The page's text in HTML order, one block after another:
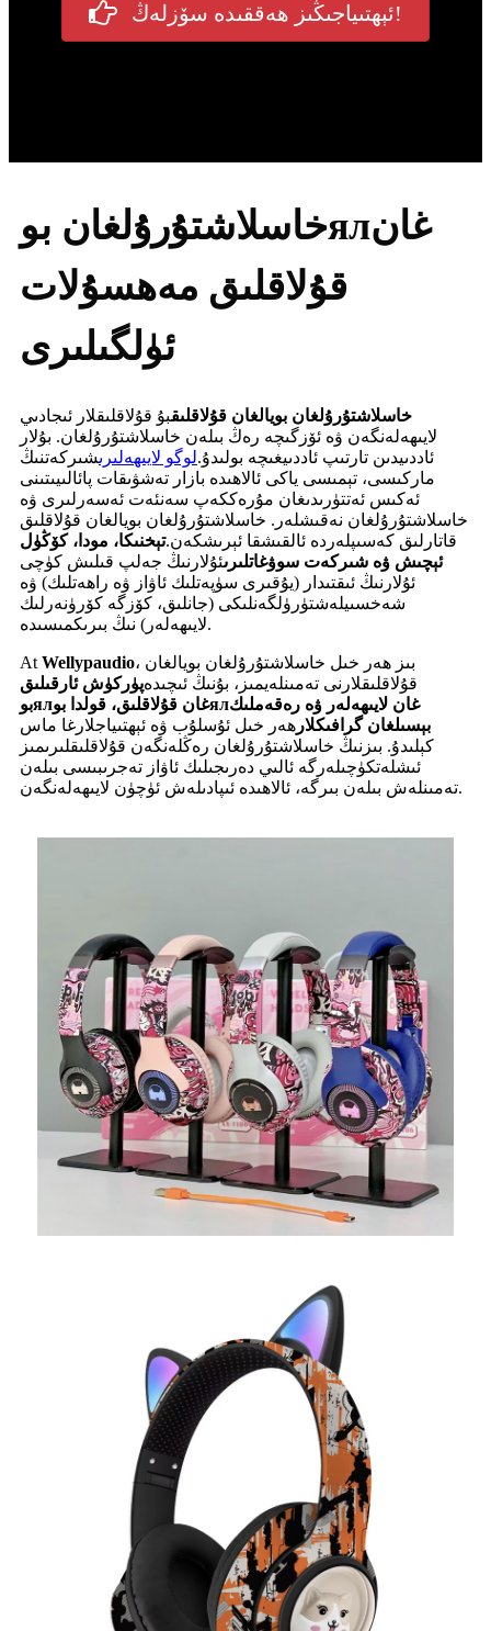
ئېھتىياجىڭىز ھەققىدە سۆزلەڭ!
خاسلاشتۇرۇلغان بوялغان
قۇلاقلىق مەھسۇلات
ئۈلگىلىرى
خاسلاشتۇرۇلغان بويالغان قۇلاقلىقبۇ قۇلاقلىقلار ئىجادىي
لايىھەلەنگەن ۋە ئۆزگىچە رەڭ بىلەن خاسلاشتۇرۇلغان. بۇلار
ئاددىيدىن تارتىپ ئاددىيغىچە بولىدۇ.لوگو لايىھەلىرىشىركەتنىڭ
ماركىسى، تېمىسى ياكى ئالاھىدە بازار تەشۋىقات پائالىيىتىنى
ئەكىس ئەتتۈرىدىغان مۇرەككەپ سەنئەت ئەسەرلىرى ۋە
خاسلاشتۇرۇلغان نەقىشلەر. خاسلاشتۇرۇلغان بويالغان قۇلاقلىق
قاتارلىق كەسىپلەردە ئالقىشقا ئېرىشكەن.تېخنىكا، مودا، كۆڭۈل
ئېچىش ۋە شىركەت سوۋغاتلىرىئۇلارنىڭ جەلپ قىلىش كۈچى
ئۇلارنىڭ ئىقتىدار (يۇقىرى سۈپەتلىك ئاۋاز ۋە راھەتلىك) ۋە
شەخسىيلەشتۈرۈلگەنلىكى (جانلىق، كۆزگە كۆرۈنەرلىك
لايىھەلەر) نىڭ بىرىكمىسىدە.
AtWellypaudio، بىز ھەر خىل خاسلاشتۇرۇلغان بويالغان
قۇلاقلىقلارنى تەمىنلەيمىز، بۇنىڭ ئىچىدەپۈركۈش ئارقىلىق
بوялغان قۇلاقلىق، قولدا بوялغان لايىھەلەر ۋە رەقەملىك
بېسىلغان گرافىكلار ھەر خىل ئۇسلۇب ۋە ئېھتىياجلارغا ماس
كېلىدۇ. بىزنىڭ خاسلاشتۇرۇلغان رەڭلەنگەن قۇلاقلىقلىرىمىز
ئىشلەتكۈچىلەرگە ئالىي دەرىجىلىك ئاۋاز تەجرىبىسى بىلەن
تەمىنلەش بىلەن بىرگە، ئالاھىدە ئىپادىلەش ئۈچۈن لايىھەلەنگەن.